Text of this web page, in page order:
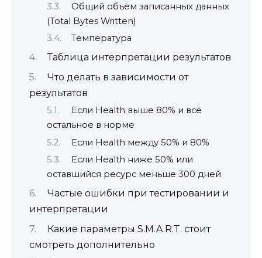
Общий объём записанных данных
(Total Bytes Written)
Температура
Таблица интерпретации результатов
Что делать в зависимости от
результатов
Если Health выше 80% и всё
остальное в норме
Если Health между 50% и 80%
Если Health ниже 50% или
оставшийся ресурс меньше 300 дней
Частые ошибки при тестировании и
интерпретации
Какие параметры S.M.A.R.T. стоит
смотреть дополнительно